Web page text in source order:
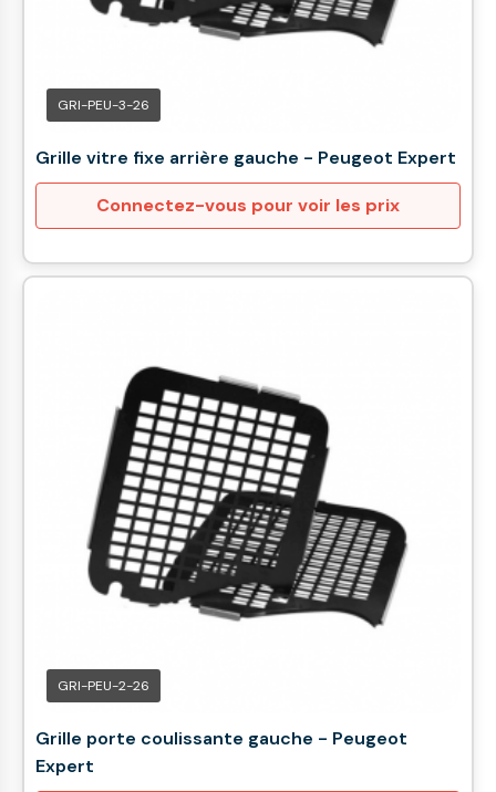
GRI-PEU-3-26
Grille vitre fixe arrière gauche - Peugeot Expert
Connectez-vous pour voir les prix
GRI-PEU-2-26
Grille porte coulissante gauche - Peugeot
Expert